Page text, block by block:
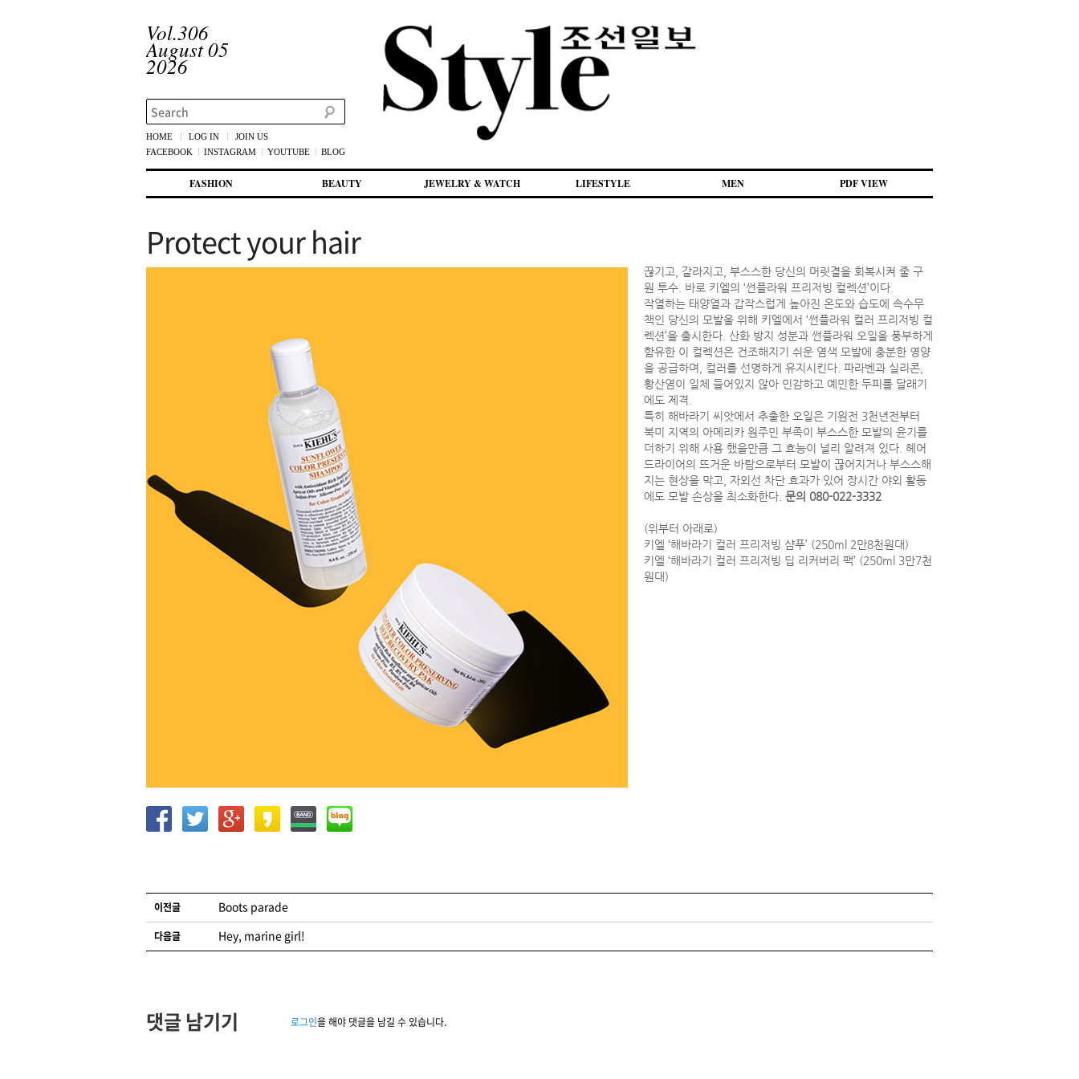
Vol.306
August 05
2026
Search
HOME LOG IN
JOIN US
FACEBOOK
INSTAGRAM YOUTUBE BLOG
첫번째 컨텐츠로 뛰어넘기
두번째 컨텐츠로 뛰어넘기
FASHION BEAUTY JEWELRY & WATCH LIFESTYLE MEN PDF VIEW
Protect your hair
끊기고, 갈라지고, 부스스한 당신의 머릿결을 회복시켜 줄 구
원 투수. 바로 키엘의 ‘썬플라워 프리저빙 컬렉션’이다.
작열하는 태양열과 갑작스럽게 높아진 온도와 습도에 속수무
책인 당신의 모발을 위해 키엘에서 ‘썬플라워 컬러 프리저빙 컬
렉션’을 출시한다. 산화 방지 성분과 썬플라워 오일을 풍부하게
함유한 이 컬렉션은 건조해지기 쉬운 염색 모발에 충분한 영양
을 공급하며, 컬러를 선명하게 유지시킨다. 파라벤과 실리콘,
황산염이 일체 들어있지 않아 민감하고 예민한 두피를 달래기
에도 제격.
특히 해바라기 씨앗에서 추출한 오일은 기원전 3천년전부터
북미 지역의 아메리카 원주민 부족이 부스스한 모발의 윤기를
더하기 위해 사용 했을만큼 그 효능이 널리 알려져 있다. 헤어
드라이어의 뜨거운 바람으로부터 모발이 끊어지거나 부스스해
지는 현상을 막고, 자외선 차단 효과가 있어 장시간 야외 활동
에도 모발 손상을 최소화한다. 문의 080-022-3332
(위부터 아래로)
키엘 ‘해바라기 컬러 프리저빙 샴푸’ (250ml 2만8천원대)
키엘 ‘해바라기 컬러 프리저빙 딥 리커버리 팩’ (250ml 3만7천
원대)
글 네비게이션
이전글 Boots parade
다음글 Hey, marine girl!
댓글 남기기 로그인을 해야 댓글을 남길 수 있습니다.